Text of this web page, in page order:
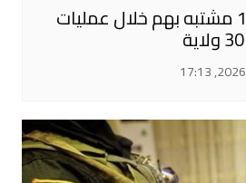
تركيا.. توقيف 104 مشتبه بهم خلال عمليات